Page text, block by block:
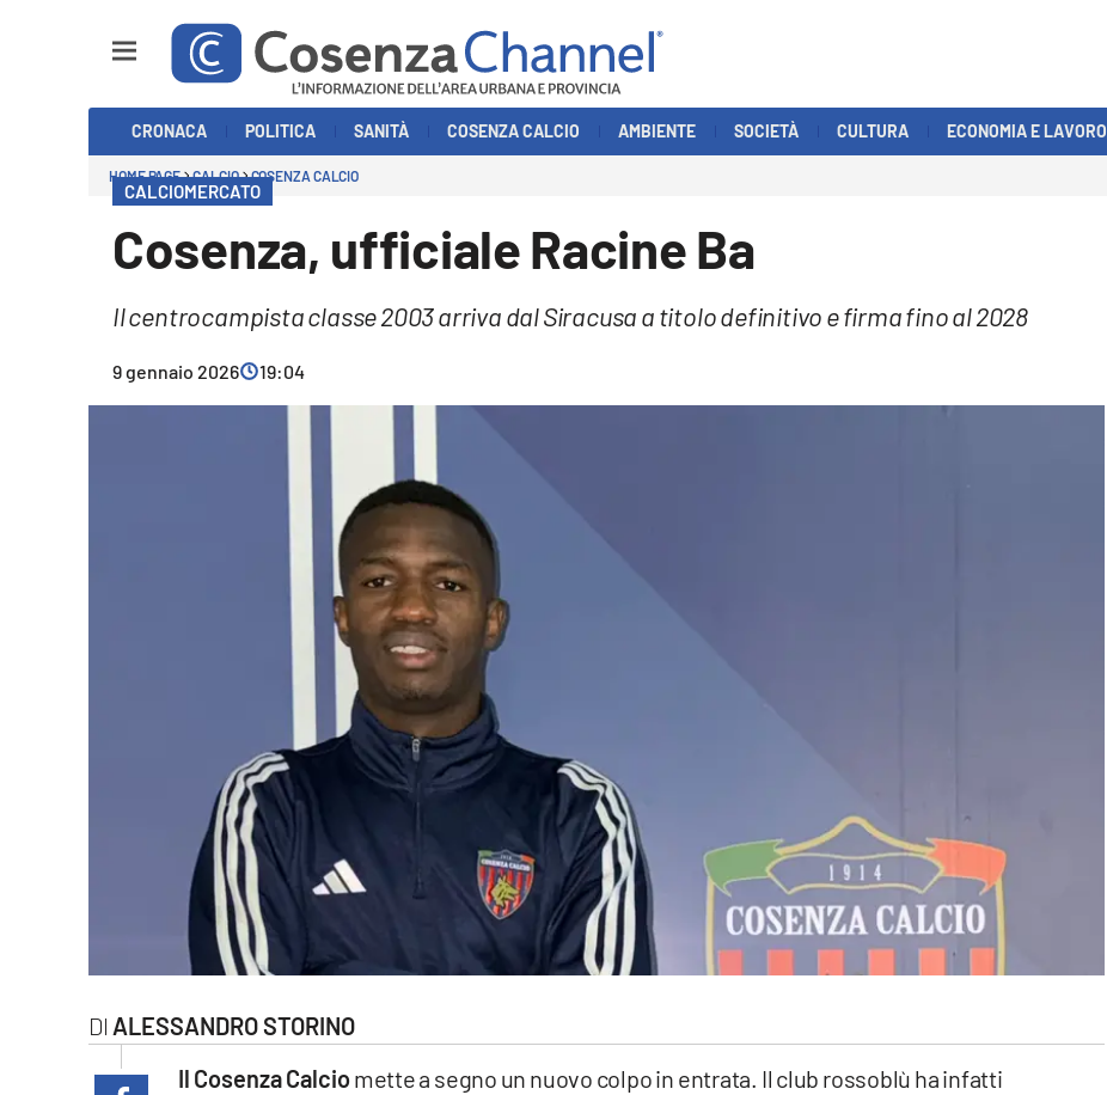
Economia e Lavoro
CRONACA POLITICA SANITÀ COSENZA CALCIO AMBIENTE SOCIETÀ CULTURA ECONOMIA E LAVORO
HOME PAGE CALCIO COSENZA CALCIO
CALCIOMERCATO
Cosenza, ufficiale Racine Ba
Il centrocampista classe 2003 arriva dal Siracusa a titolo definitivo e firma fino al 2028
9 gennaio 2026 19:04
ALESSANDRO STORINO
Il Cosenza Calciomette a segno un nuovo colpo in entrata. Il club rossoblù ha infatti